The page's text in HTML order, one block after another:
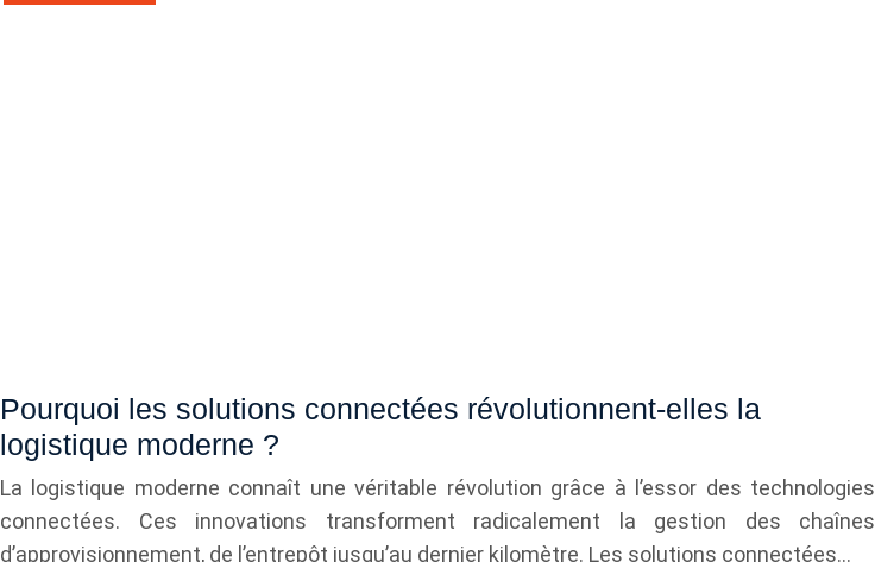
Pourquoi les solutions connectées révolutionnent-elles la
logistique moderne ?
La logistique moderne connaît une véritable révolution grâce à l’essor des technologies
connectées. Ces innovations transforment radicalement la gestion des chaînes
d’approvisionnement, de l’entrepôt jusqu’au dernier kilomètre. Les solutions connectées…